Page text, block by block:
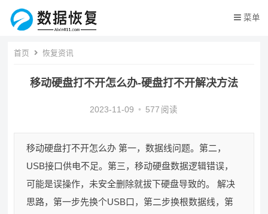
菜单
首页 恢复资讯
移动硬盘打不开怎么办-硬盘打不开解决方法
2023-11-09 • 577 阅读
移动硬盘打不开怎么办 第一，数据线问题。第二，
USB接口供电不足。第三，移动硬盘数据逻辑错误，
可能是误操作，未安全删除就拔下硬盘导致的。 解决
思路，第一步先换个USB口，第二步换根数据线，第